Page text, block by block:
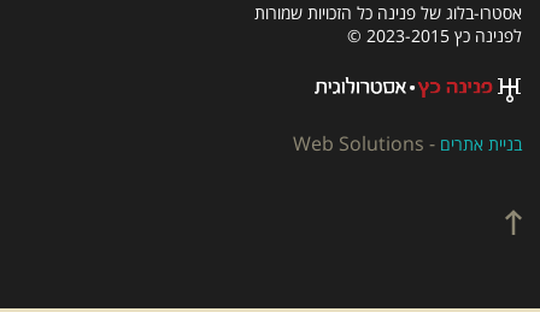
אסטרו-בלוג של פנינה כל הזכויות שמורות
לפנינה כץ 2023-2015 ©
בניית אתרים -
Web Solutions